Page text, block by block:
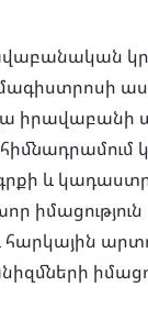
իրավաբանի
և
իմացություն